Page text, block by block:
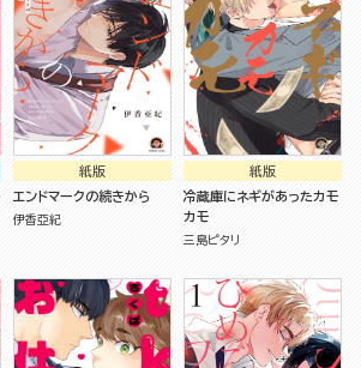
紙版
エンドマークの続きから
伊香亞紀
紙版
冷蔵庫にネギがあったカモ
カモ
三島ピタリ